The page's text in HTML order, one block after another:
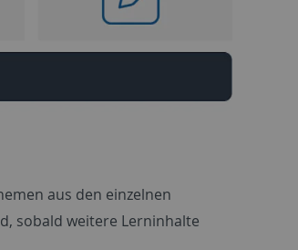
aus den einzelnen
sobald weitere Lerninhalte